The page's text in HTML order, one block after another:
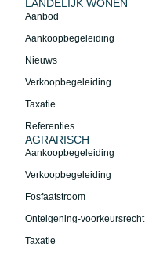
LANDELIJK WONEN
Aanbod
Aankoopbegeleiding
Nieuws
Verkoopbegeleiding
Taxatie
Referenties
AGRARISCH
Aankoopbegeleiding
Verkoopbegeleiding
Fosfaatstroom
Onteigening-voorkeursrecht
Taxatie